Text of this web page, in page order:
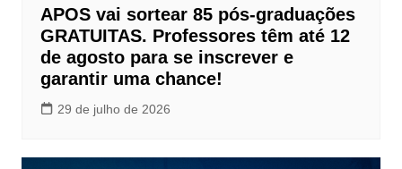
APOS vai sortear 85 pós-graduações
GRATUITAS. Professores têm até 12
de agosto para se inscrever e
garantir uma chance!
29 de julho de 2026